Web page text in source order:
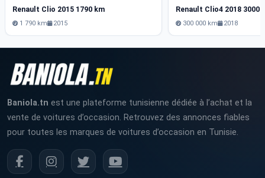
Renault Clio 2015 1790 km
1 790 km 2015
Renault Clio4 2018
300 000 km 2018
Baniola.tn est une plateforme tunisienne dédiée à l’achat et la
vente de voitures d’occasion. Retrouvez des annonces fiables
pour toutes les marques de voitures d’occasion en Tunisie.